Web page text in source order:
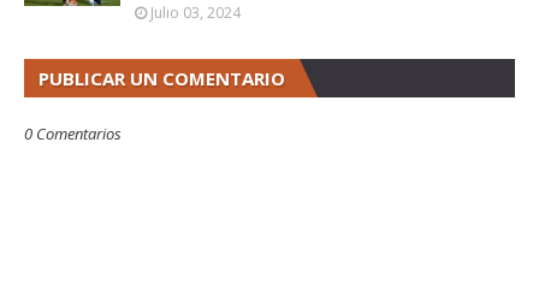
Julio 03, 2024
PUBLICAR UN COMENTARIO
0 Comentarios